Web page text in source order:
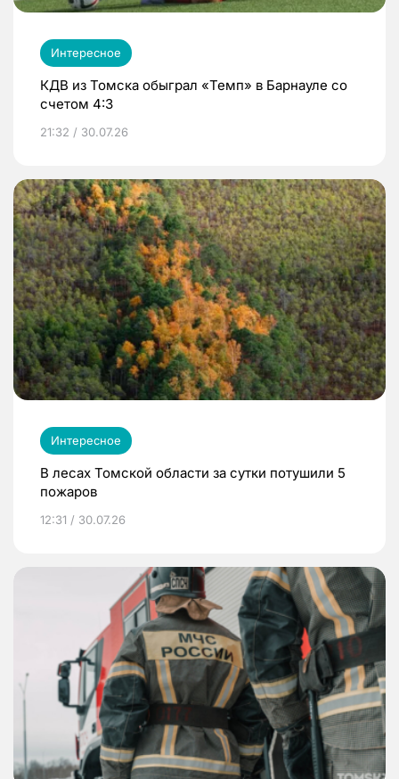
Интересное
КДВ из Томска обыграл «Темп» в Барнауле со
счетом 4:3
21:32 / 30.07.26
Интересное
В лесах Томской области за сутки потушили 5
пожаров
12:31 / 30.07.26